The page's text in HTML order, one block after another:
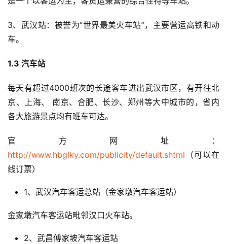
3、武汉站：被誉为“世界最美火车站”，主要营运高铁和动
车。
1.3 汽车站
每天有超过4000班次的长途客车进出武汉市区，有开往北
京、上海、 南京、合肥、长沙、郑州等大中城市的，省内
各大旅游景点均有班车可达。
官方网址：
http://www.hbglky.com/publicity/default.shtml （可以在
线订票）
1、武汉汽车客运总站（金家墩汽车客运站）
金家墩汽车客运站毗邻汉口火车站。
2、武昌傅家坡汽车客运站